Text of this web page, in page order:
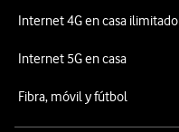
Internet 4G en casa ilimitado
Internet 5G en casa
Fibra, móvil y fútbol